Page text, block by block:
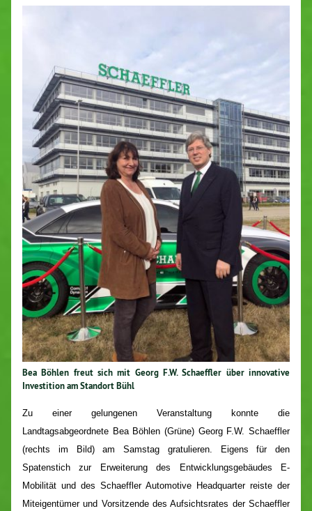
Bea Böhlen freut sich mit Georg F.W. Schaeffler über innovative
Investition am Standort Bühl
Zu einer gelungenen Veranstaltung konnte die
Landtagsabgeordnete Bea Böhlen (Grüne) Georg F.W. Schaeffler
(rechts im Bild) am Samstag gratulieren. Eigens für den
Spatenstich zur Erweiterung des Entwicklungsgebäudes E-
Mobilität und des Schaeffler Automotive Headquarter reiste der
Miteigentümer und Vorsitzende des Aufsichtsrates der Schaeffler